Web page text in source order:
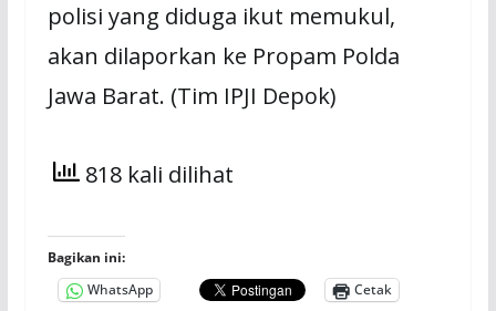
polisi yang diduga ikut memukul,
akan dilaporkan ke Propam Polda
Jawa Barat. (Tim IPJI Depok)
818 kali dilihat
Bagikan ini:
WhatsApp
Cetak